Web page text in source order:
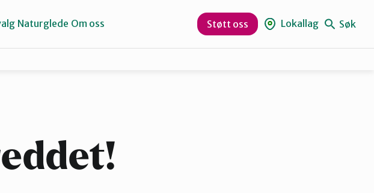
Hamar og omegn
Naturglede Om oss Støtt oss Lokallag Søk